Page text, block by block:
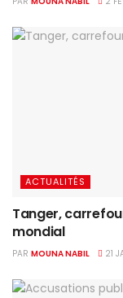
ACTUALITÉS
Tanger,
mondial
PAR MOUNA NABIL 21